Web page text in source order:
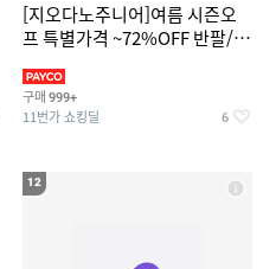
[지오다노주니어]여름 시즌오
프 특별가격 ~72%OFF 반팔/반
구매 999+
11번가 쇼킹딜 6
12